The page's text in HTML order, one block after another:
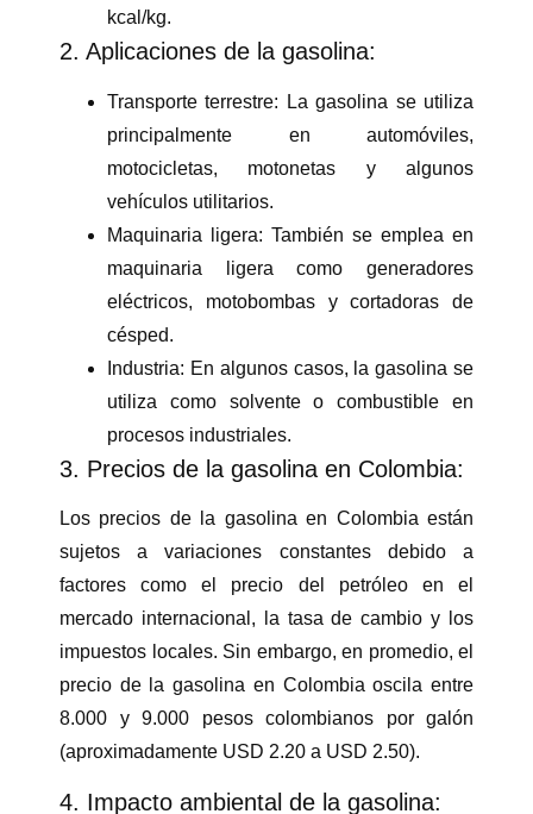
kcal/kg.
2. Aplicaciones de la gasolina:
Transporte terrestre: La gasolina se utiliza
principalmente en automóviles,
motocicletas, motonetas y algunos
vehículos utilitarios.
Maquinaria ligera: También se emplea en
maquinaria ligera como generadores
eléctricos, motobombas y cortadoras de
césped.
Industria: En algunos casos, la gasolina se
utiliza como solvente o combustible en
procesos industriales.
3. Precios de la gasolina en Colombia:
Los precios de la gasolina en Colombia están
sujetos a variaciones constantes debido a
factores como el precio del petróleo en el
mercado internacional, la tasa de cambio y los
impuestos locales. Sin embargo, en promedio, el
precio de la gasolina en Colombia oscila entre
8.000 y 9.000 pesos colombianos por galón
(aproximadamente USD 2.20 a USD 2.50).
4. Impacto ambiental de la gasolina: